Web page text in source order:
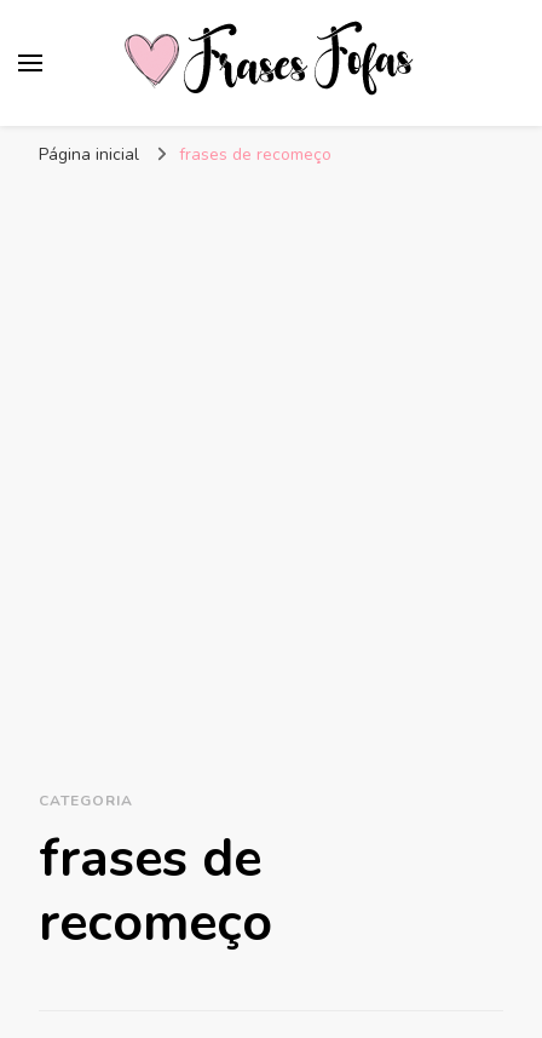
Página inicial frases de recomeço
CATEGORIA
frases de
recomeço